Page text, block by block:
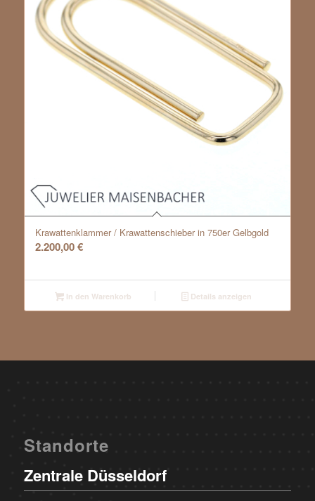
Krawattenklammer / Krawattenschieber in 750er Gelbgold
2.200,00€
In den Warenkorb Details anzeigen
Standorte
Zentrale Düsseldorf